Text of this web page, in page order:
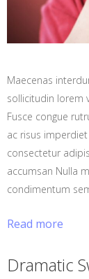
Maecenas
sollicitudin lorem
Fusce congue
ac risus
consectetur
accumsan Nulla
condimentum
Read more
Dramatic